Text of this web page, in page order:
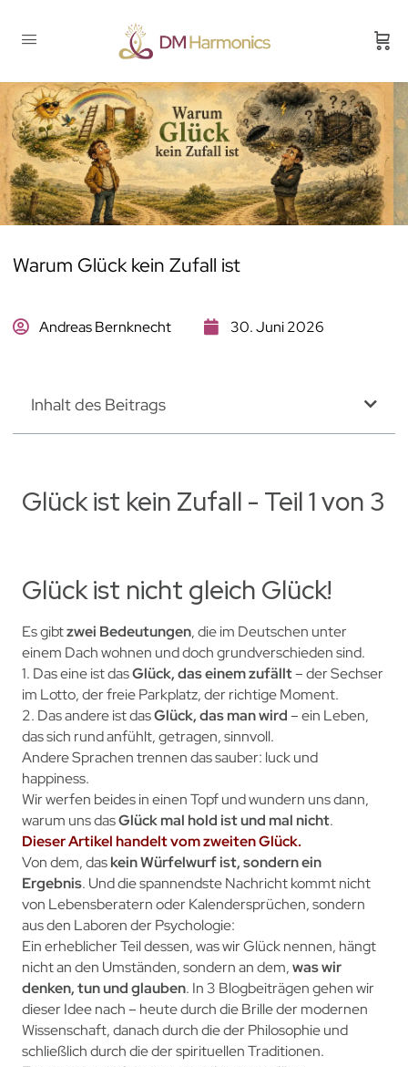
Warum Glück kein Zufall ist
Andreas Bernknecht 30. Juni 2026
Inhalt des Beitrags
Glück ist kein Zufall - Teil 1 von 3
Glück ist nicht gleich Glück!
Es gibtzwei Bedeutungen, die im Deutschen unter
einem Dach wohnen und doch grundverschieden sind.
1. Das eine ist dasGlück, das einem zufällt– der Sechser
im Lotto, der freie Parkplatz, der richtige Moment.
2. Das andere ist dasGlück, das man wird– ein Leben,
das sich rund anfühlt, getragen, sinnvoll.
Andere Sprachen trennen das sauber: luck und
happiness.
Wir werfen beides in einen Topf und wundern uns dann,
warum uns dasGlück mal hold ist und mal nicht.
Dieser Artikel handelt vom zweiten Glück.
Von dem, daskein Würfelwurf ist, sondern ein
Ergebnis. Und die spannendste Nachricht kommt nicht
von Lebensberatern oder Kalendersprüchen, sondern
aus den Laboren der Psychologie:
Ein erheblicher Teil dessen, was wir Glück nennen, hängt
nicht an den Umständen, sondern an dem,was wir
denken, tun und glauben. In 3 Blogbeiträgen gehen wir
dieser Idee nach – heute durch die Brille der modernen
Wissenschaft, danach durch die der Philosophie und
schließlich durch die der spirituellen Traditionen.